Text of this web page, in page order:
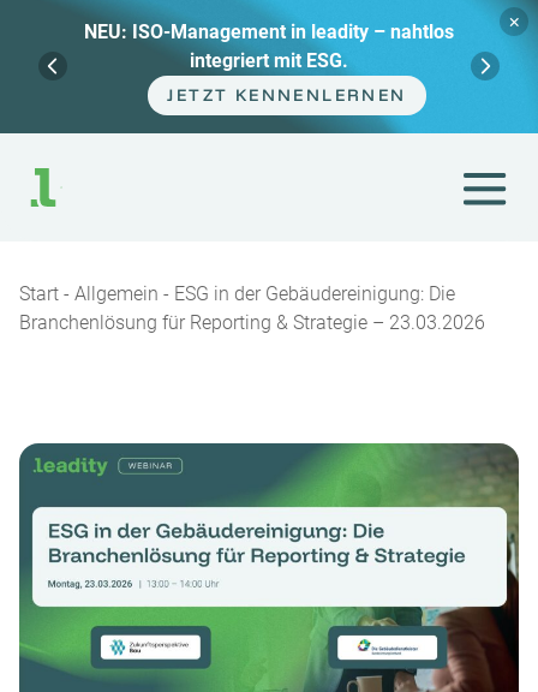
Management in leadity – nahtlos
integriert mit ESG.
KENNENLERNEN
×
Inhalt
springen
Start - Allgemein - ESG in der Gebäudereinigung: Die
Branchenlösung für Reporting & Strategie – 23.03.2026